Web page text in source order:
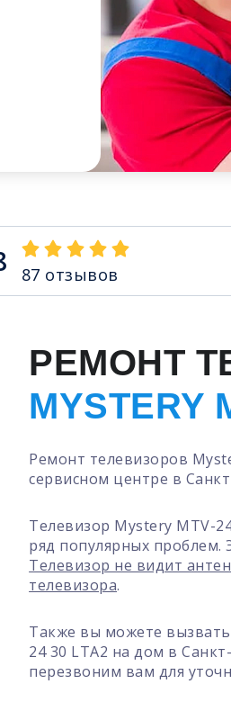
87 отзывов
РЕМОНТ
MYSTERY
Ремонт телевизоров
сервисном центре в
Телевизор Mystery MTV-
ряд популярных проблем.
Телевизор не видит
телевизора.
Также вы можете
24 30 LTA2 на дом в
перезвоним вам для